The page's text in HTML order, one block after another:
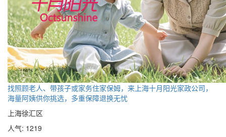
找照顾老人、带孩子或家务住家保姆，来上海十月阳光家政公司，
海量阿姨供你挑选，多重保障退换无忧
上海徐汇区
人气: 1219